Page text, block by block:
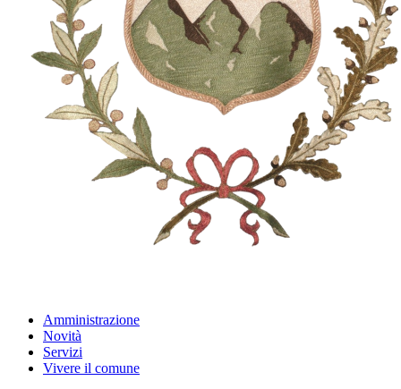
Amministrazione
Novità
Servizi
Vivere il comune